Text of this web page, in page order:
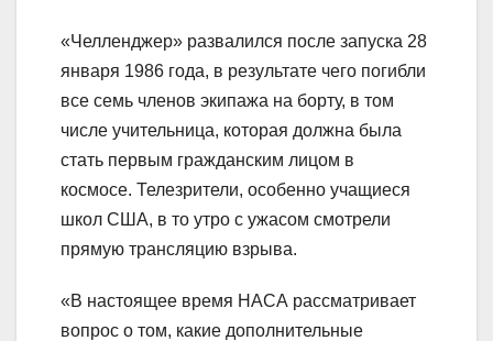
«Челленджер» развалился после запуска 28
января 1986 года, в результате чего погибли
все семь членов экипажа на борту, в том
числе учительница, которая должна была
стать первым гражданским лицом в
космосе. Телезрители, особенно учащиеся
школ США, в то утро с ужасом смотрели
прямую трансляцию взрыва.
«В настоящее время НАСА рассматривает
вопрос о том, какие дополнительные